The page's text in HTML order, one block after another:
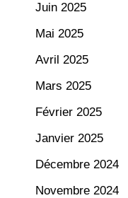
Juin 2025
Mai 2025
Avril 2025
Mars 2025
Février 2025
Janvier 2025
Décembre 2024
Novembre 2024